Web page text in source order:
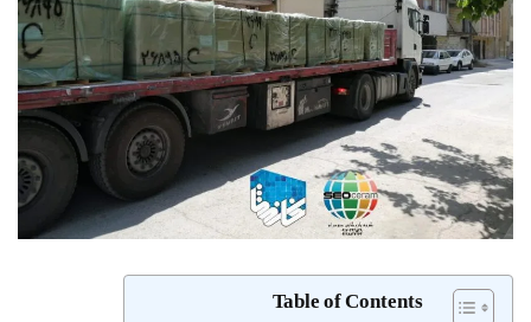
Table of Contents